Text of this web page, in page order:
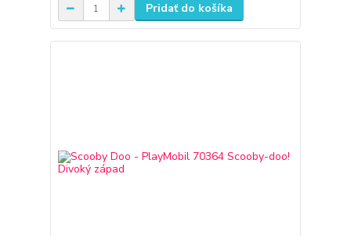
Pridať do košíka